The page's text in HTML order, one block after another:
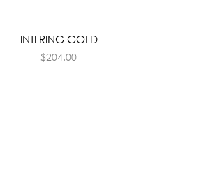
INTI RING GOLD
$204.00